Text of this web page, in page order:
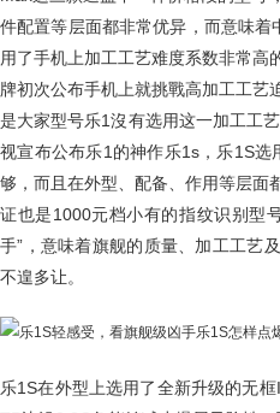
件配置等层面都非常优异，而意味
用了手机上加工工艺难度系数非常高
牌初次公布手机上就挑戰高加工工艺
是大家型号乐1沒有选用这一加工工
视宣布公布乐1的神作乐1s，乐1S
够，而且在外型、配备、作用等层面
证也是1000元档小有的指纹识别型
手”，意味着旗舰的质量、加工工艺
不遑多让。
乐1S在外型上选用了全新升级的无